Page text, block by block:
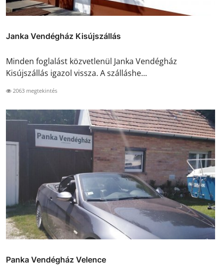
Janka Vendégház Kisújszállás
Minden foglalást közvetlenül Janka Vendégház
Kisújszállás igazol vissza. A szálláshe...
2063 megtekintés
Panka Vendégház Velence